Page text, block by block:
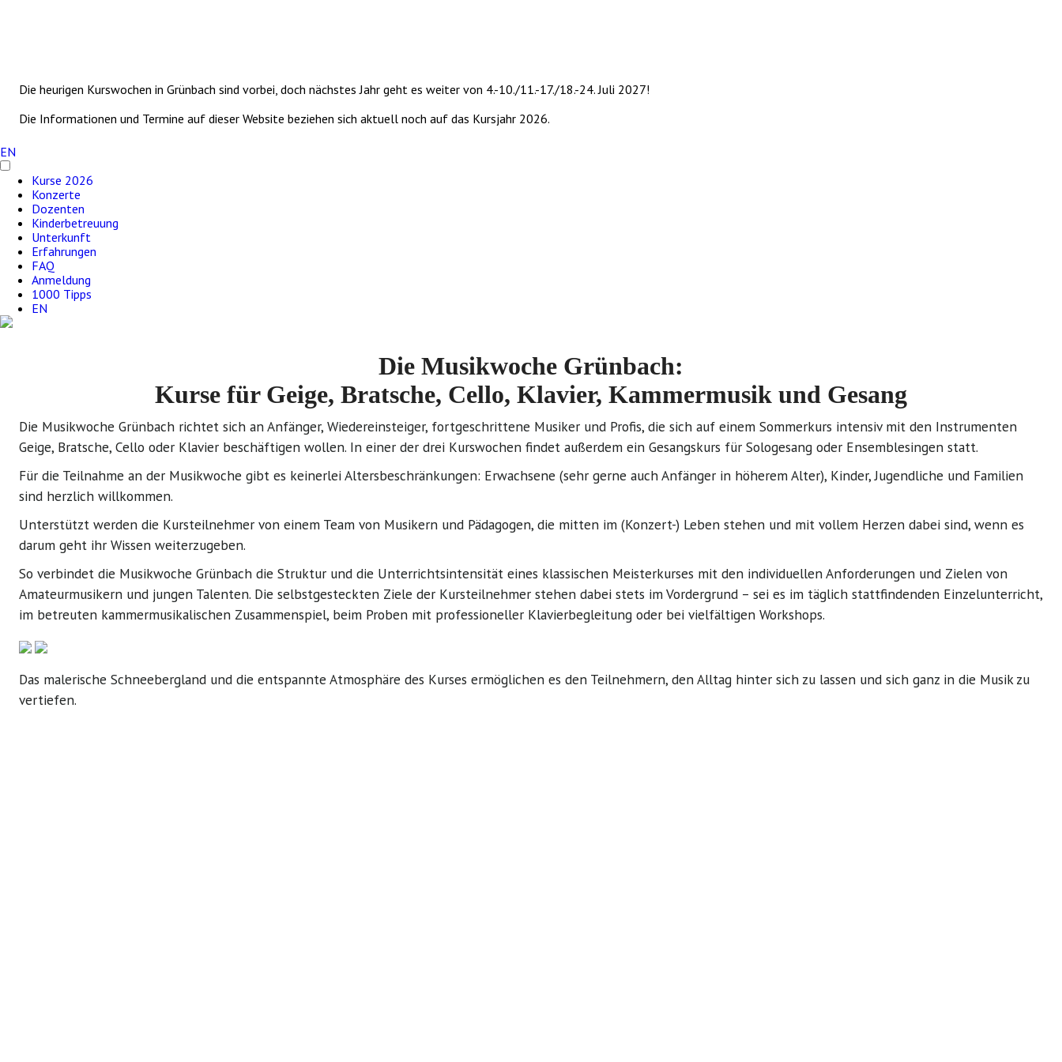
Die heurigen Kurswochen in Grünbach sind vorbei, doch nächstes Jahr geht es weiter von 4.-10./11.-17./18.-24. Juli 2027!
Die Informationen und Termine auf dieser Website beziehen sich aktuell noch auf das Kursjahr 2026.
EN
Kurse 2026
Konzerte
Dozenten
Kinderbetreuung
Unterkunft
Erfahrungen
FAQ
Anmeldung
1000 Tipps
EN
Die Musikwoche Grünbach:
Kurse für Geige, Bratsche, Cello, Klavier, Kammermusik und Gesang
Die Musikwoche Grünbach richtet sich an Anfänger, Wiedereinsteiger, fortgeschrittene Musiker und Profis, die sich auf einem Sommerkurs intensiv mit den Instrumenten
Geige, Bratsche, Cello oder Klavier beschäftigen wollen. In einer der drei Kurswochen findet außerdem ein Gesangskurs für Sologesang oder Ensemblesingen statt.
Für die Teilnahme an der Musikwoche gibt es keinerlei Altersbeschränkungen: Erwachsene (sehr gerne auch Anfänger in höherem Alter), Kinder, Jugendliche und Familien
sind herzlich willkommen.
Unterstützt werden die Kursteilnehmer von einem Team von Musikern und Pädagogen, die mitten im (Konzert-) Leben stehen und mit vollem Herzen dabei sind, wenn es
darum geht ihr Wissen weiterzugeben.
So verbindet die Musikwoche Grünbach die Struktur und die Unterrichtsintensität eines klassischen Meisterkurses mit den individuellen Anforderungen und Zielen von
Amateurmusikern und jungen Talenten. Die selbstgesteckten Ziele der Kursteilnehmer stehen dabei stets im Vordergrund – sei es im täglich stattfindenden Einzelunterricht,
im betreuten kammermusikalischen Zusammenspiel, beim Proben mit professioneller Klavierbegleitung oder bei vielfältigen Workshops.
Das malerische Schneebergland und die entspannte Atmosphäre des Kurses ermöglichen es den Teilnehmern, den Alltag hinter sich zu lassen und sich ganz in die Musik zu
vertiefen.